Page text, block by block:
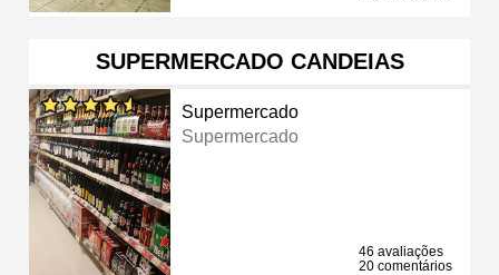
SUPERMERCADO CANDEIAS
Supermercado
Supermercado
46 avaliações
20 comentários